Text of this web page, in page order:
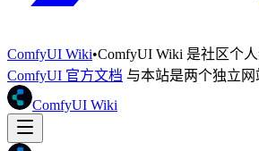
ComfyUI Wiki•ComfyUI Wiki 是社区个
ComfyUI 官方文档 与本站是两个独立网
ComfyUI Wiki